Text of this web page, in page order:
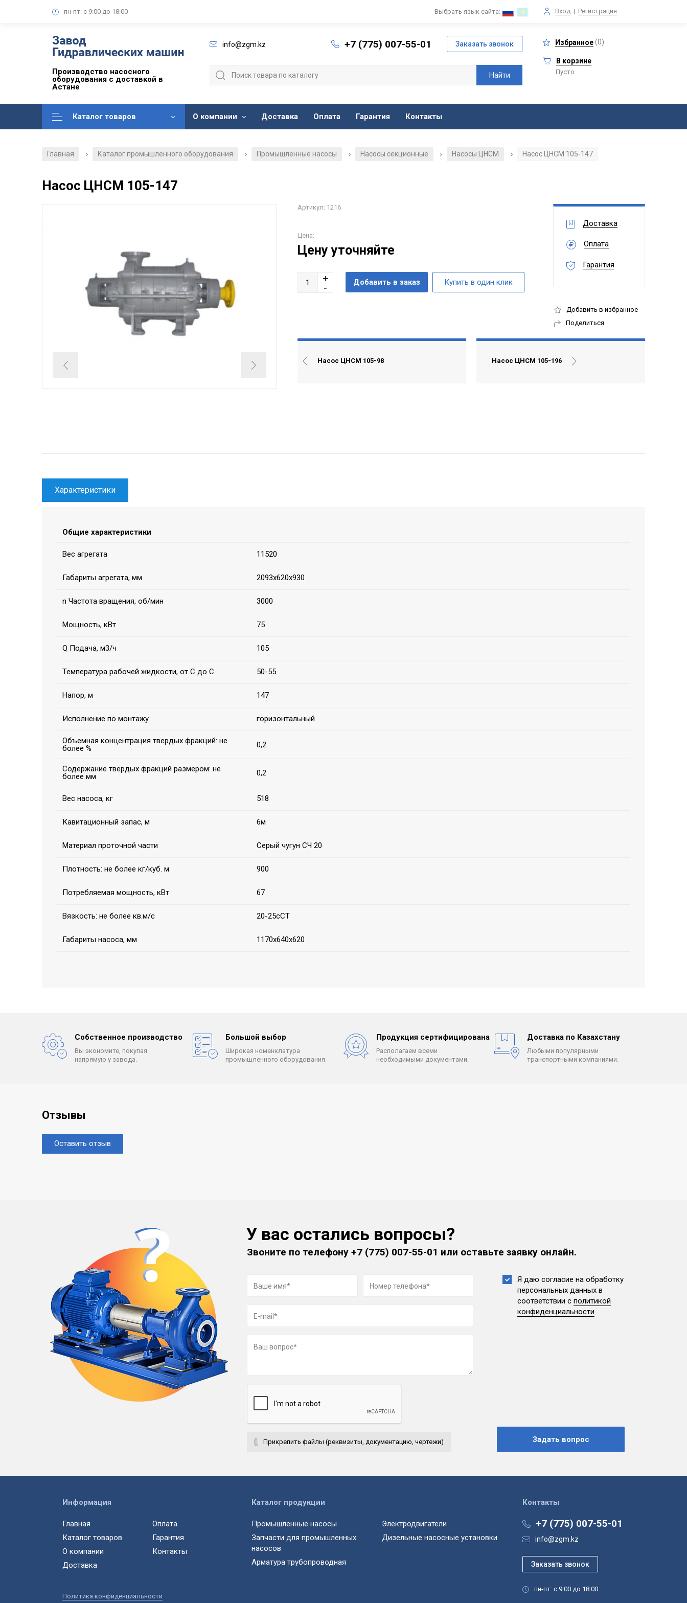
пн-пт: с 9:00 до 18:00 Вход | Регистрация
Выбрать язык сайта:
Производство насосного
оборудования с доставкой в
Астане
info@zgm.kz +7 (775) 007-55-01 Избранное(0)
В корзине
Пусто
Каталог товаров О компании Доставка Оплата Гарантия Контакты
Главная / Каталог промышленного оборудования / Промышленные насосы / Насосы секционные / Насосы ЦНСМ / Насос ЦНСМ 105-147
Насос ЦНСМ 105-147
Артикул: 1216
Цена:
Цену уточняйте
Доставка
Оплата
Гарантия
Добавить в избранное
Поделиться
Насос ЦНСМ 105-98 Насос ЦНСМ 105-196
Характеристики
Общие характеристики
Вес агрегата 11520
Габариты агрегата, мм 2093х620х930
n Частота вращения, об/мин 3000
Мощность, кВт 75
Q Подача, м3/ч 105
Температура рабочей жидкости, от С до С 50-55
Напор, м 147
Исполнение по монтажу горизонтальный
Объемная концентрация твердых фракций: не
более %
0,2
Содержание твердых фракций размером: не
более мм
0,2
Вес насоса, кг 518
Кавитационный запас, м 6м
Материал проточной части Серый чугун СЧ 20
Плотность: не более кг/куб. м 900
Потребляемая мощность, кВт 67
Вязкость: не более кв.м/с 20-25сСТ
Габариты насоса, мм 1170х640х620
Собственное производство
Вы экономите, покупая
напрямую у завода.
Большой выбор
Широкая номенклатура
промышленного оборудования.
Продукция сертифицирована
Располагаем всеми
необходимыми документами.
Доставка по Казахстану
Любыми популярными
транспортными компаниями.
Отзывы
Оставить отзыв
У вас остались вопросы?
Звоните по телефону+7 (775) 007-55-01 или оставьте заявку онлайн.
Прикрепить файлы (реквизиты, документацию, чертежи)
Я даю согласие на обработку
персональных данных в
соответствии с политикой
конфиденциальности
Контакты
+7 (775) 007-55-01
info@zgm.kz
пн-пт: с 9:00 до 18:00
Информация
Главная
Каталог товаров
О компании
Доставка
Оплата
Гарантия
Контакты
Каталог продукции
Промышленные насосы
Запчасти для промышленных
насосов
Арматура трубопроводная
Электродвигатели
Дизельные насосные установки
Политика конфиденциальности